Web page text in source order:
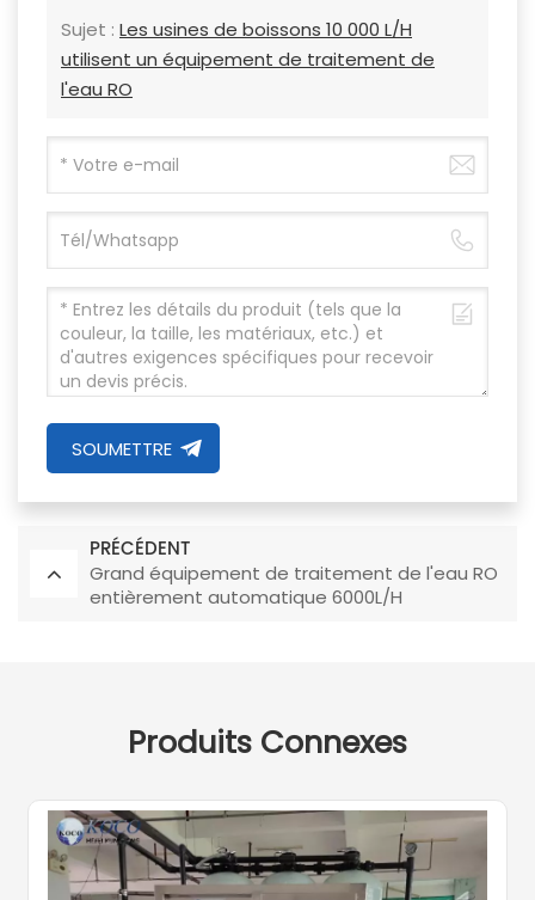
Sujet : Les usines de boissons 10 000 L/H
utilisent un équipement de traitement de
l'eau RO
SOUMETTRE
PRÉCÉDENT
Grand équipement de traitement de l'eau RO
entièrement automatique 6000L/H
Produits Connexes